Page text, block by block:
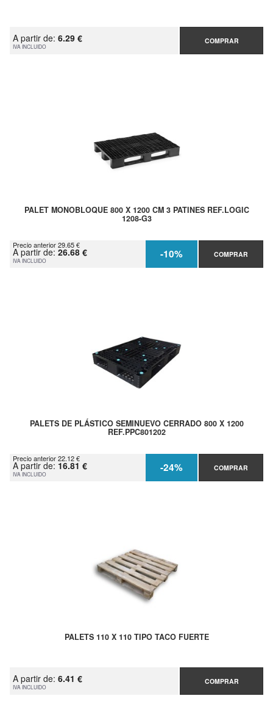
A partir de: 6.29 €
IVA INCLUIDO
COMPRAR
PALET MONOBLOQUE 800 X 1200 CM 3 PATINES REF.LOGIC
1208-G3
Precio anterior 29.65 €
A partir de: 26.68 €
IVA INCLUIDO -10% COMPRAR
PALETS DE PLÁSTICO SEMINUEVO CERRADO 800 X 1200
REF.PPC801202
Precio anterior 22.12 €
A partir de: 16.81 €
IVA INCLUIDO -24% COMPRAR
PALETS 110 X 110 TIPO TACO FUERTE
A partir de: 6.41 €
IVA INCLUIDO
COMPRAR